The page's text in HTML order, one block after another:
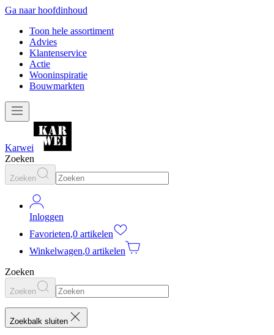
Ga naar hoofdinhoud
Toon hele assortiment
Advies
Klantenservice
Actie
Wooninspiratie
Bouwmarkten
Karwei
Zoeken
Zoeken
Inloggen
Favorieten,0 artikelen
Winkelwagen,0 artikelen
Zoeken
Zoeken
Zoekbalk sluiten